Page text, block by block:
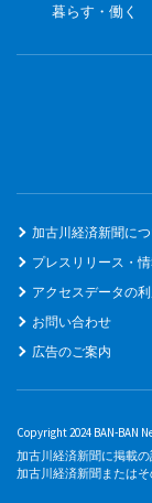
暮らす・働く
加古川経済新聞に
プレスリリース・
アクセスデータの
お問い合わせ
広告のご案内
Copyright 2024 BAN-BAN
加古川経済新聞に掲載
加古川経済新聞またはそ